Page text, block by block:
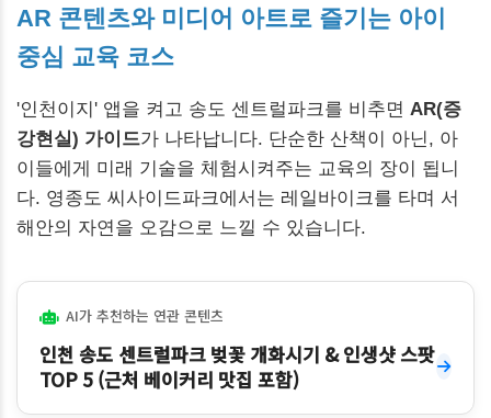
AR 콘텐츠와 미디어 아트로 즐기는 아이
중심 교육 코스
'인천이지' 앱을 켜고 송도 센트럴파크를 비추면 AR(증
강현실) 가이드가 나타납니다. 단순한 산책이 아닌, 아
이들에게 미래 기술을 체험시켜주는 교육의 장이 됩니
다. 영종도 씨사이드파크에서는 레일바이크를 타며 서
해안의 자연을 오감으로 느낄 수 있습니다.
AI가 추천하는 연관 콘텐츠
인천 송도 센트럴파크 벚꽃 개화시기 & 인생샷 스팟
TOP 5 (근처 베이커리 맛집 포함)